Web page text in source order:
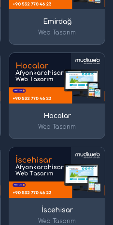
Emirdağ
Web Tasarım
Hocalar
Web Tasarım
İscehisar
Web Tasarım